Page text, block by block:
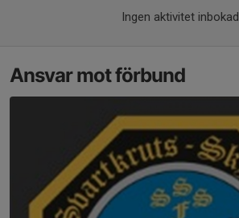
Ingen aktivitet inbokad
Ansvar mot förbund